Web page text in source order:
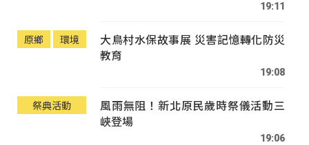
19:11
原鄉 環境
大鳥村水保故事展 災害記憶轉化防災
教育
19:08
祭典活動
風雨無阻！新北原民歲時祭儀活動三
峽登場
19:06